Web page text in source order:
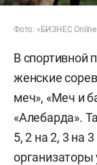
Фото: «БИЗНЕС
В спортивной
женские
меч», «Меч и
«Алебарда».
5, 2 на 2, 3 на
организаторы